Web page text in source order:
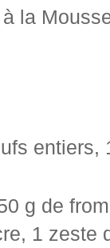
la
entiers,
g de
1 zeste